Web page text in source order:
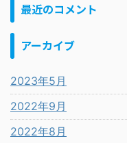
最近のコメント
アーカイブ
2023年5月
2022年9月
2022年8月